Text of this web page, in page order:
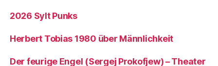
2026 Sylt Punks
Herbert Tobias 1980 über Männlichkeit
Der feurige Engel (Sergej Prokofjew) – Theater